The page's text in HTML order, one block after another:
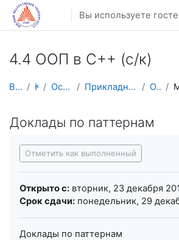
Перейти к основному содержанию
Вы используете
4.4 ООП в С++ (с/к)
В начало Курсы Осенний семестр Прикладная математика и информатика ООП в С++
Доклады по паттернам
Отметить как выполненный
Открыто с: вторник, 23 декабря
Срок сдачи: понедельник, 29
Доклады по паттернам